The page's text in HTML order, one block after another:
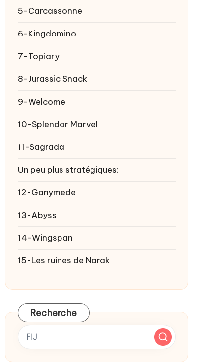
5-Carcassonne
6-Kingdomino
7-Topiary
8-Jurassic Snack
9-Welcome
10-Splendor Marvel
11-Sagrada
Un peu plus stratégiques:
12-Ganymede
13-Abyss
14-Wingspan
15-Les ruines de Narak
Recherche